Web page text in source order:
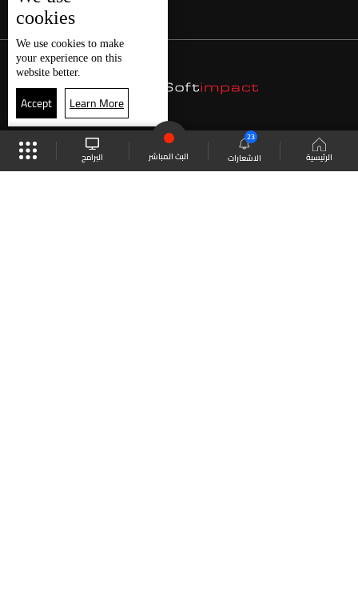
الرئيسية الاشعارات
23
البث المباشر البرامج
cookies
We use cookies to make
your experience on this
website better.
Accept Learn More
موقع البرامج الجدول البث المباشر